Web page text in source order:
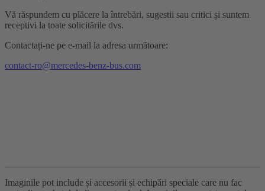
Vă răspundem cu plăcere la întrebări, sugestii sau critici și suntem
receptivi la toate solicitările dvs.
Contactați-ne pe e-mail la adresa următoare:
contact-ro@mercedes-benz-bus.com
Imaginile pot include și accesorii și echipări speciale care nu fac